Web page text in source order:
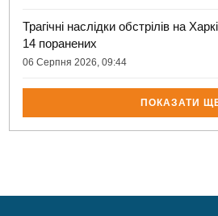
Трагічні наслідки обстрілів на
14 поранених
06 Серпня 2026, 09:44
ПОКАЗАТИ